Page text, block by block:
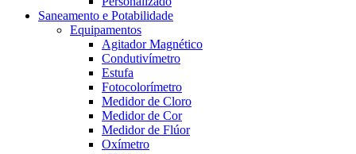
Saneamento e Potabilidade
Equipamentos
Agitador Magnético
Condutivímetro
Estufa
Fotocolorímetro
Medidor de Cloro
Medidor de Cor
Medidor de Flúor
Oxímetro